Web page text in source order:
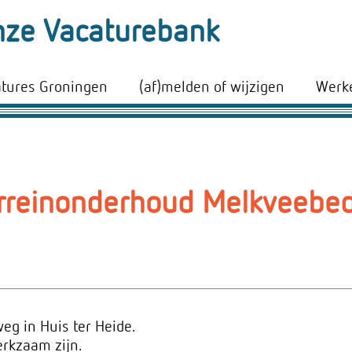
Vacaturebank
Groningen (af)melden of wijzigen
in Huis ter Heide.
zijn.